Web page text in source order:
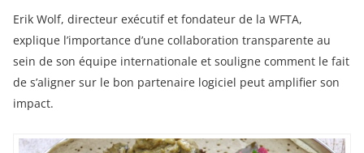
Erik Wolf, directeur exécutif et fondateur de la WFTA,
explique l’importance d’une collaboration transparente au
sein de son équipe internationale et souligne comment le fait
de s’aligner sur le bon partenaire logiciel peut amplifier son
impact.